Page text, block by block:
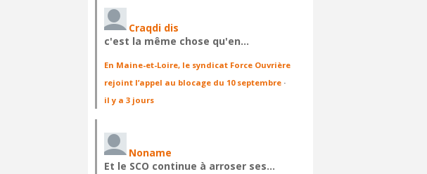
Craqdi dis
c'est la même chose qu'en…
En Maine-et-Loire, le syndicat Force Ouvrière
rejoint l’appel au blocage du 10 septembre ·
il y a 3 jours
Noname
Et le SCO continue à arroser ses…